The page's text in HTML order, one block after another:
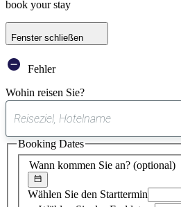
book your stay
Fenster schließen
Fehler
Wohin reisen Sie?
Wann kommen Sie an? (optional)
Wählen Sie den Starttermin
Booking Dates